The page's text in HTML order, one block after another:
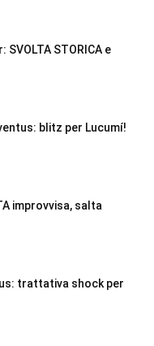
STORICA e
blitz per Lucumí!
improvvisa, salta
trattativa shock per